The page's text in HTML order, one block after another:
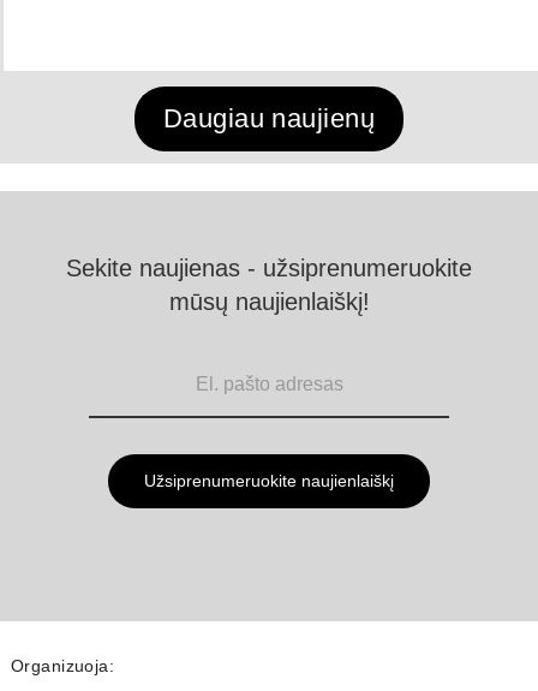
Daugiau naujienų
Sekite naujienas - užsiprenumeruokite
mūsų naujienlaiškį!
Užsiprenumeruokite naujienlaiškį
Organizuoja: